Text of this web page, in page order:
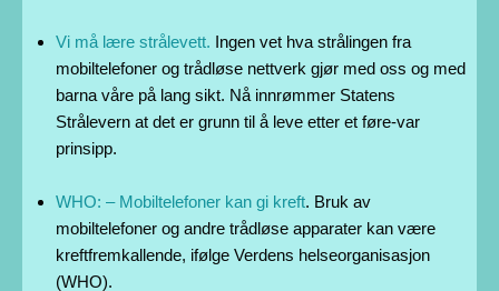
Vi må lære strålevett. Ingen vet hva strålingen fra
mobiltelefoner og trådløse nettverk gjør med oss og med
barna våre på lang sikt. Nå innrømmer Statens
Strålevern at det er grunn til å leve etter et føre-var
prinsipp.
WHO: – Mobiltelefoner kan gi kreft. Bruk av
mobiltelefoner og andre trådløse apparater kan være
kreftfremkallende, ifølge Verdens helseorganisasjon
(WHO).